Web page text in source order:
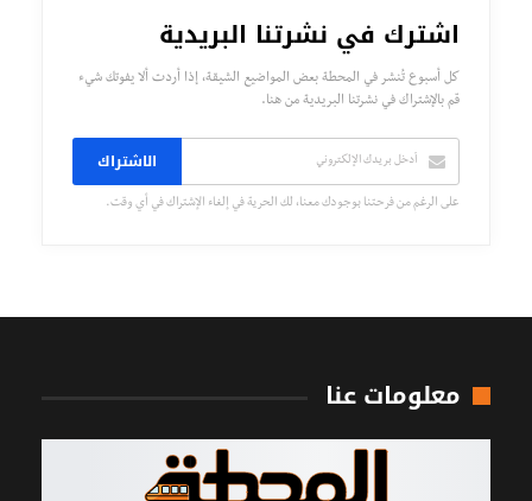
اشترك في نشرتنا البريدية
كل أسبوع تُنشر في المحطة بعض المواضيع الشيقة، إذا أردت ألا يفوتك شيء
قم بالإشتراك في نشرتنا البريدية من هنا.
الاشتراك
على الرغم من فرحتنا بوجودك معنا، لك الحرية في إلغاء الإشتراك في أي وقت.
معلومات عنا